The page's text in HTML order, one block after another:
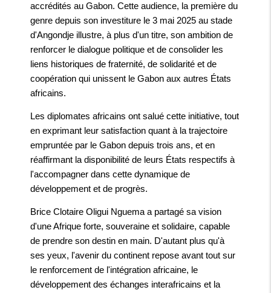
accrédités au Gabon. Cette audience, la première du
genre depuis son investiture le 3 mai 2025 au stade
d'Angondje illustre, à plus d'un titre, son ambition de
renforcer le dialogue politique et de consolider les
liens historiques de fraternité, de solidarité et de
coopération qui unissent le Gabon aux autres États
africains.
Les diplomates africains ont salué cette initiative, tout
en exprimant leur satisfaction quant à la trajectoire
empruntée par le Gabon depuis trois ans, et en
réaffirmant la disponibilité de leurs États respectifs à
l'accompagner dans cette dynamique de
développement et de progrès.
Brice Clotaire Oligui Nguema a partagé sa vision
d'une Afrique forte, souveraine et solidaire, capable
de prendre son destin en main. D'autant plus qu'à
ses yeux, l'avenir du continent repose avant tout sur
le renforcement de l'intégration africaine, le
développement des échanges interafricains et la